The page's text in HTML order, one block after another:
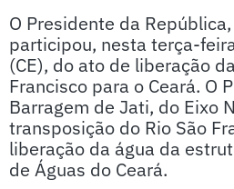
O Presidente da
participou, nesta terça-
(CE), do ato de liberação
Francisco para o Ceará. O
Barragem de Jati, do Eixo
transposição do Rio São
liberação da água da
de Águas do Ceará.